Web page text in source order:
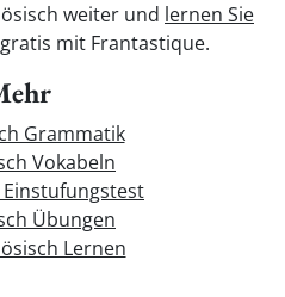
weiter und lernen Sie
gratis mit Frantastique.
Grammatik
Vokabeln
Übungen
Lernen